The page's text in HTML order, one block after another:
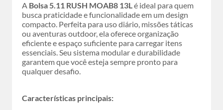
A Bolsa 5.11 RUSH MOAB8 13Lé ideal para quem
busca praticidade e funcionalidade em um design
compacto. Perfeita para uso diário, missões táticas
ou aventuras outdoor, ela oferece organização
eficiente e espaço suficiente para carregar itens
essenciais. Seu sistema modular e durabilidade
garantem que você esteja sempre pronto para
qualquer desafio.
Características principais: